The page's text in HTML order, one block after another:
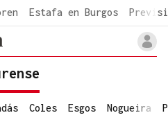
Estafa en Burgos
Coles Esgos Nogueira